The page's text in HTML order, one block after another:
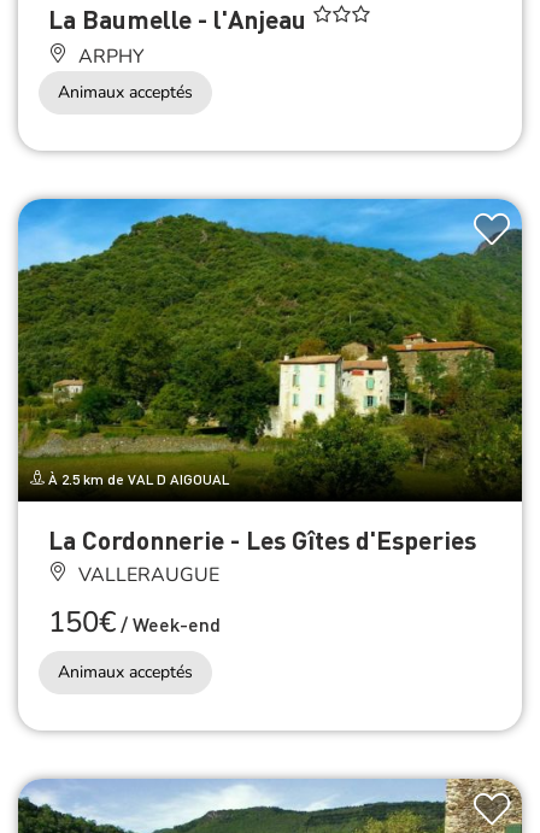
La Baumelle - l'Anjeau
ARPHY
Animaux acceptés
À 2.5 km de VAL D AIGOUAL
La Cordonnerie - Les Gîtes d'Esperies
VALLERAUGUE
150€/Week-end
Animaux acceptés